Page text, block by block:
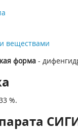
веществами
форма-
%.